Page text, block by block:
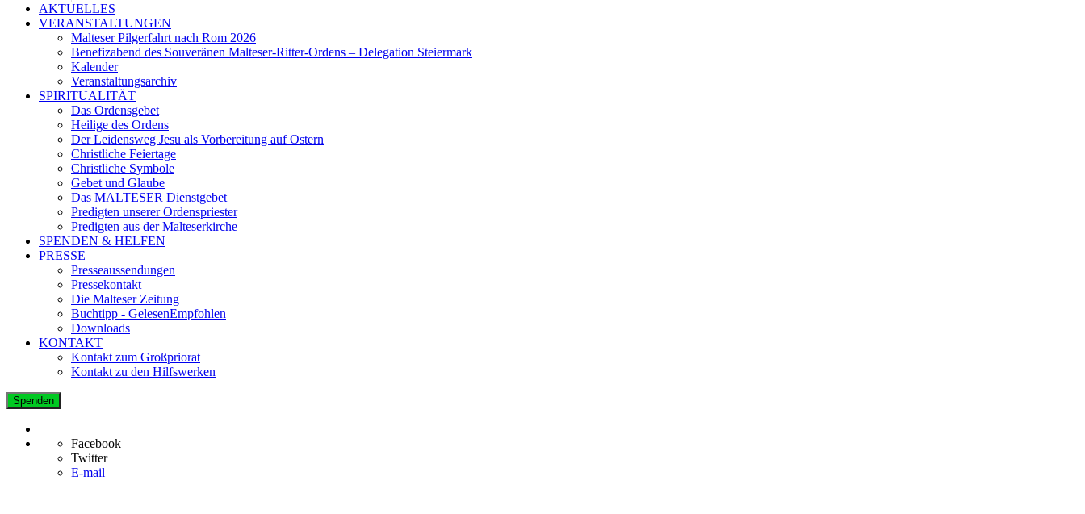
AKTUELLES
VERANSTALTUNGEN
Malteser Pilgerfahrt nach Rom 2026
Benefizabend des Souveränen Malteser-Ritter-Ordens – Delegation Steiermark
Kalender
Veranstaltungsarchiv
SPIRITUALITÄT
Das Ordensgebet
Heilige des Ordens
Der Leidensweg Jesu als Vorbereitung auf Ostern
Christliche Feiertage
Christliche Symbole
Gebet und Glaube
Das MALTESER Dienstgebet
Predigten unserer Ordenspriester
Predigten aus der Malteserkirche
SPENDEN & HELFEN
PRESSE
Presseaussendungen
Pressekontakt
Die Malteser Zeitung
Buchtipp - GelesenEmpfohlen
Downloads
KONTAKT
Kontakt zum Großpriorat
Kontakt zu den Hilfswerken
Spenden
Facebook
Twitter
E-mail